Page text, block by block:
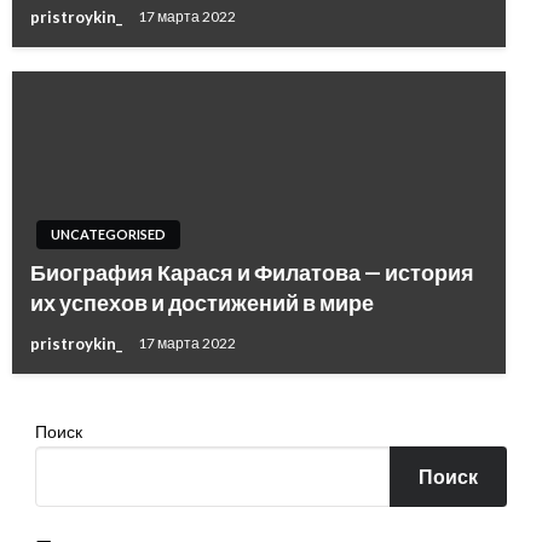
pristroykin_ 17 марта 2022
UNCATEGORISED
Биография Карася и Филатова — история
их успехов и достижений в мире
pristroykin_ 17 марта 2022
Поиск
Поиск